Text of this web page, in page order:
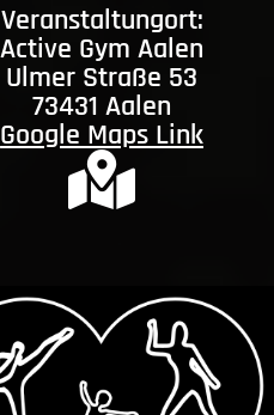
Veranstaltungort:
Active Gym Aalen
Ulmer Straße 53
73431 Aalen
Google Maps Link